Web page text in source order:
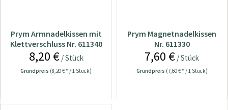
Prym Armnadelkissen mit
Klettverschluss Nr. 611340
8,20 €/ Stück
Grundpreis (8,20 € * / 1 Stück)
Prym Magnetnadelkissen
Nr. 611330
7,60 € / Stück
Grundpreis (7,60 € * / 1 Stück)